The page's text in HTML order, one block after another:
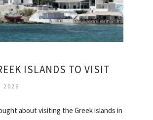
ISLANDS TO VISIT
2026
about visiting the Greek islands in